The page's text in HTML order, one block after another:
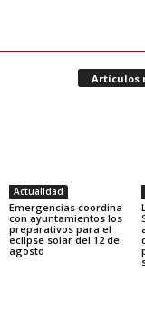
Artículos
Actualidad
Emergencias coordina
con ayuntamientos los
preparativos para el
eclipse solar del 12 de
agosto